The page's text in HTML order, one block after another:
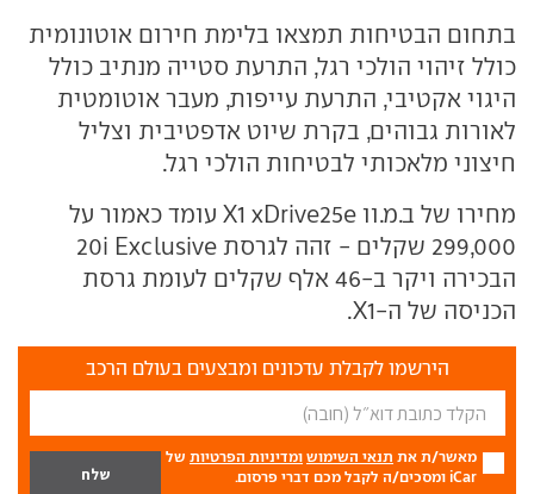
בתחום הבטיחות תמצאו בלימת חירום אוטונומית
כולל זיהוי הולכי רגל, התרעת סטייה מנתיב כולל
היגוי אקטיבי, התרעת עייפות, מעבר אוטומטית
לאורות גבוהים, בקרת שיוט אדפטיבית וצליל
חיצוני מלאכותי לבטיחות הולכי רגל.
מחירו של ב.מ.וו X1 xDrive25e עומד כאמור על
299,000 שקלים - זהה לגרסת 20i Exclusive
הבכירה ויקר ב-46 אלף שקלים לעומת גרסת
הכניסה של ה-X1.
הירשמו לקבלת עדכונים ומבצעים בעולם הרכב
מאשר/ת את תנאי השימוש ומדיניות הפרטיות של
iCar ומסכים/ה לקבל מכם דברי פרסום.